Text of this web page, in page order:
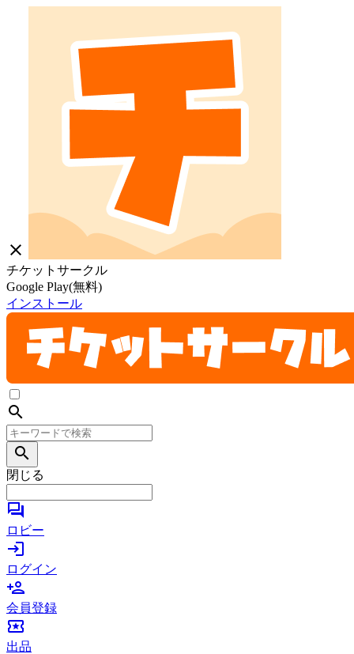
close
チケットサークル
Google Play(無料)
インストール
search
search
閉じる
forum
ロビー
login
ログイン
person_add
会員登録
local_activity
出品